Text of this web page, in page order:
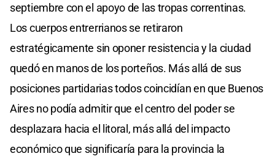
septiembre con el apoyo de las tropas correntinas.
Los cuerpos entrerrianos se retiraron
estratégicamente sin oponer resistencia y la ciudad
quedó en manos de los porteños. Más allá de sus
posiciones partidarias todos coincidían en que Buenos
Aires no podía admitir que el centro del poder se
desplazara hacia el litoral, más allá del impacto
económico que significaría para la provincia la